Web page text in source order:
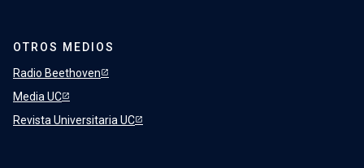
OTROS MEDIOS
Radio Beethoven
Media UC
Revista Universitaria UC